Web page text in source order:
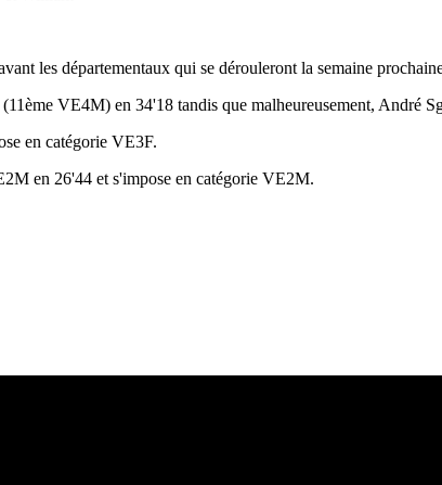
les départementaux qui se dérouleront la semaine
VE4M) en 34'18 tandis que malheureusement, André
en catégorie VE3F.
en 26'44 et s'impose en catégorie VE2M.